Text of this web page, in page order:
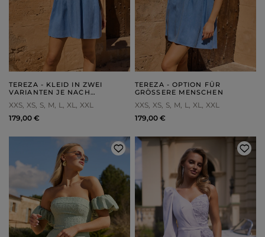
TEREZA - KLEID IN ZWEI
VARIANTEN JE NACH
XXS XS S M L XL XXL
179,00 €
TEREZA - OPTION FÜR
GRÖSSERE MENSCHEN
XXS XS S M L XL XXL
179,00 €